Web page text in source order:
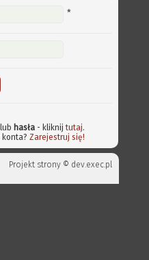
*
lub hasła - kliknijtutaj.
konta? Zarejestruj się!
Projekt strony © dev.exec.pl